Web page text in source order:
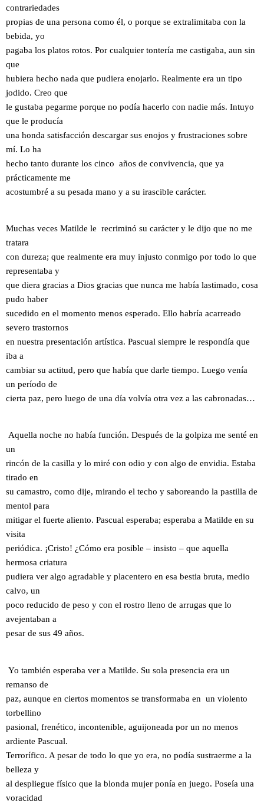
contrariedades
propias de una persona como él, o porque se extralimitaba con la
bebida, yo
pagaba los platos rotos. Por cualquier tontería me castigaba, aun sin
que
hubiera hecho nada que pudiera enojarlo. Realmente era un tipo
jodido. Creo que
le gustaba pegarme porque no podía hacerlo con nadie más. Intuyo
que le producía
una honda satisfacción descargar sus enojos y frustraciones sobre
mí. Lo ha
hecho tanto durante los cinco años de convivencia, que ya
prácticamente me
acostumbré a su pesada mano y a su irascible carácter.
Muchas veces Matilde le recriminó su carácter y le dijo que no me
tratara
con dureza; que realmente era muy injusto conmigo por todo lo que
representaba y
que diera gracias a Dios gracias que nunca me había lastimado, cosa
pudo haber
sucedido en el momento menos esperado. Ello habría acarreado
severo trastornos
en nuestra presentación artística. Pascual siempre le respondía que
iba a
cambiar su actitud, pero que había que darle tiempo. Luego venía
un período de
cierta paz, pero luego de una día volvía otra vez a las cabronadas…
Aquella noche no había función. Después de la golpiza me senté en
un
rincón de la casilla y lo miré con odio y con algo de envidia. Estaba
tirado en
su camastro, como dije, mirando el techo y saboreando la pastilla de
mentol para
mitigar el fuerte aliento. Pascual esperaba; esperaba a Matilde en su
visita
periódica. ¡Cristo! ¿Cómo era posible – insisto – que aquella
hermosa criatura
pudiera ver algo agradable y placentero en esa bestia bruta, medio
calvo, un
poco reducido de peso y con el rostro lleno de arrugas que lo
avejentaban a
pesar de sus 49 años.
Yo también esperaba ver a Matilde. Su sola presencia era un
remanso de
paz, aunque en ciertos momentos se transformaba en un violento
torbellino
pasional, frenético, incontenible, aguijoneada por un no menos
ardiente Pascual.
Terrorífico. A pesar de todo lo que yo era, no podía sustraerme a la
belleza y
al despliegue físico que la blonda mujer ponía en juego. Poseía una
voracidad